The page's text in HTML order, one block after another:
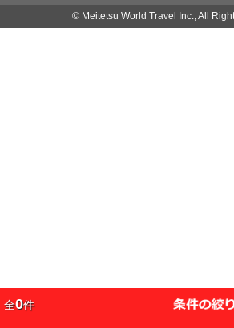
© Meitetsu World Travel Inc., All
全0件